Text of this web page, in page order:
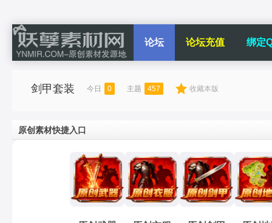
论坛 论坛充值 绑定
剑甲套装 今日 0 主题 457 收藏本版
原创素材快捷入口